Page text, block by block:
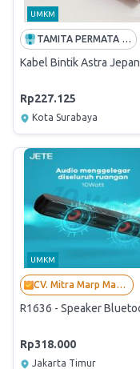
UMKM
TAMITA PERMATA SUKSES
Kabel Bintik Astra
Rp227.125
Kota Surabaya
UMKM
CV. Mitra Marp Mandiri
R1636 - Speaker
Rp318.000
Jakarta Timur